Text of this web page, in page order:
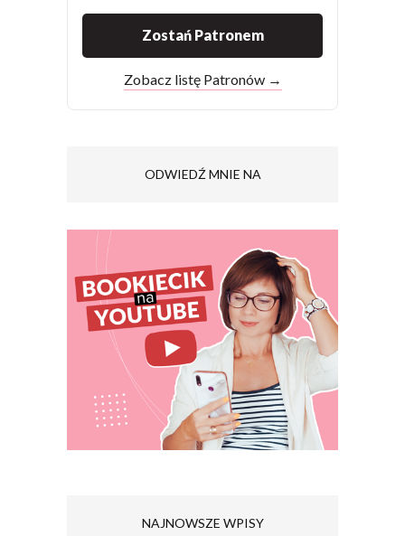
Zostań Patronem
Zobacz listę Patronów →
ODWIEDŹ MNIE NA
NAJNOWSZE WPISY